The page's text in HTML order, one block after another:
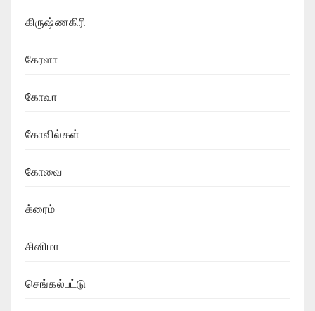
கிருஷ்ணகிரி
கேரளா
கோவா
கோவில்கள்
கோவை
க்ரைம்
சினிமா
செங்கல்பட்டு